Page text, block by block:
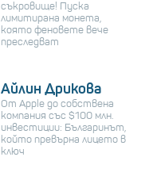
съкровище! Пуска
лимитирана монета,
която феновете вече
преследват
Айлин Дрикова
От Apple до собствена
компания със $100 млн.
инвестиции: Българинът,
който превърна лицето в
ключ